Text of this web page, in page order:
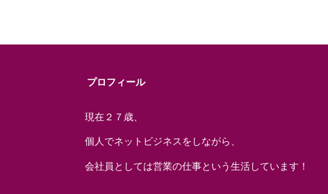
プロフィール
現在２７歳、
個人でネットビジネスをしながら、
会社員としては営業の仕事という生活しています！